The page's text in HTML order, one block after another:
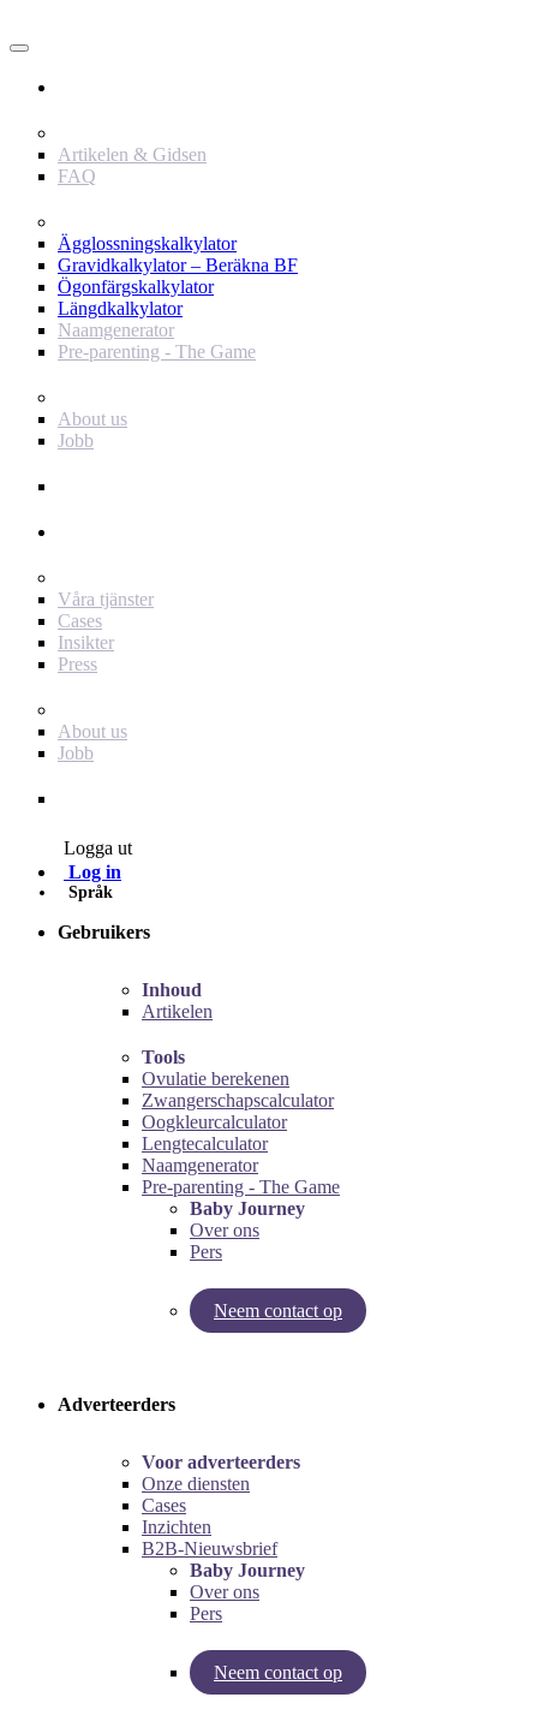
Artikelen & Gidsen
FAQ
Ägglossningskalkylator
Gravidkalkylator – Beräkna BF
Ögonfärgskalkylator
Längdkalkylator
Naamgenerator
Pre-parenting - The Game
About us
Jobb
Våra tjänster
Cases
Insikter
Press
About us
Jobb
Logga ut
Log in
Språk
Gebruikers
Inhoud
Artikelen
Tools
Ovulatie berekenen
Zwangerschapscalculator
Oogkleurcalculator
Lengtecalculator
Naamgenerator
Pre-parenting - The Game
Baby Journey
Over ons
Pers
Neem contact op
Try our pregnancy calculator!
Adverteerders
Voor adverteerders
Onze diensten
Cases
Inzichten
B2B-Nieuwsbrief
Baby Journey
Over ons
Pers
Neem contact op
Inzichten van Baby Journey